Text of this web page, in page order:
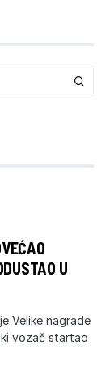
U
Velike nagrade
vozač startao